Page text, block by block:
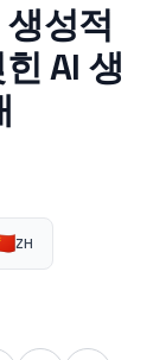
성적
AI 생
ZH